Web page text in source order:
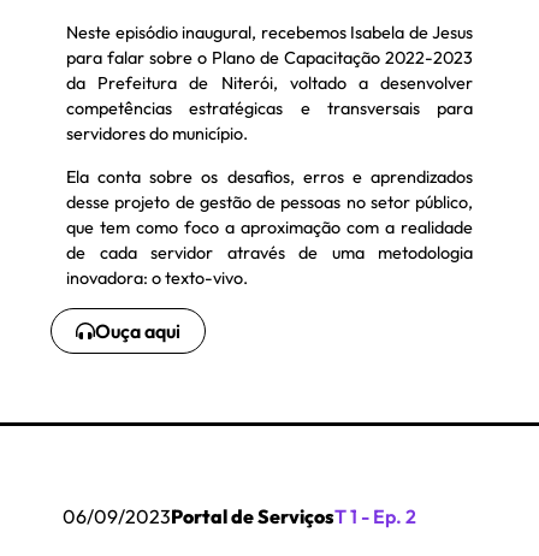
Neste episódio inaugural, recebemos Isabela de Jesus
para falar sobre o Plano de Capacitação 2022-2023
da Prefeitura de Niterói, voltado a desenvolver
competências estratégicas e transversais para
servidores do município.
Ela conta sobre os desafios, erros e aprendizados
desse projeto de gestão de pessoas no setor público,
que tem como foco a aproximação com a realidade
de cada servidor através de uma metodologia
inovadora: o texto-vivo.
Ouça aqui
06/09/2023​Portal de Serviços​T 1 - Ep. 2